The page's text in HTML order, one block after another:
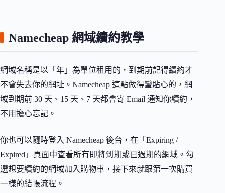
Namecheap 網域續約教學
網域名稱是以「年」為單位租用的，到期前記得續約才
不會失去你的網址。Namecheap 這點做得蠻貼心的，網
域到期前 30 天、15 天、7 天都會寄 Email 通知你續約，
不用擔心忘記。
你也可以隨時登入 Namecheap 後台，在「Expiring /
Expired」頁面中查看所有即將到期或已過期的網域。勾
選想要續約的網域加入購物車，接下來就跟第一次購買
一樣的結帳流程。